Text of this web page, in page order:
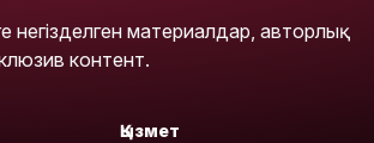
негізделген материалдар, авторлық
контент.
Қызмет